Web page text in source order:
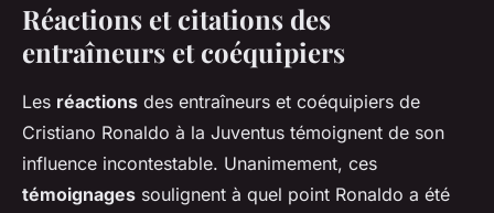
Réactions et citations des
entraîneurs et coéquipiers
Les réactions des entraîneurs et coéquipiers de
Cristiano Ronaldo à la Juventus témoignent de son
influence incontestable. Unanimement, ces
témoignages soulignent à quel point Ronaldo a été